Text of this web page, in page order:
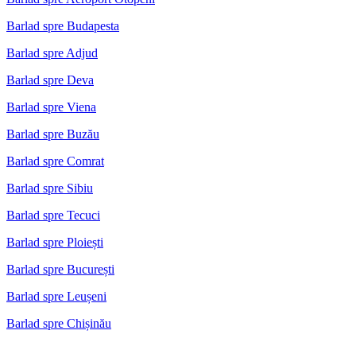
Barlad spre Budapesta
Barlad spre Adjud
Barlad spre Deva
Barlad spre Viena
Barlad spre Buzău
Barlad spre Comrat
Barlad spre Sibiu
Barlad spre Tecuci
Barlad spre Ploiești
Barlad spre București
Barlad spre Leușeni
Barlad spre Chișinău